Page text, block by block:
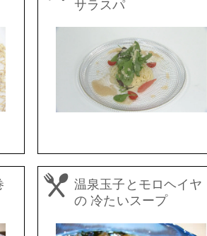
サラスパ
温泉玉子とモロヘイヤ
の 冷たいスープ